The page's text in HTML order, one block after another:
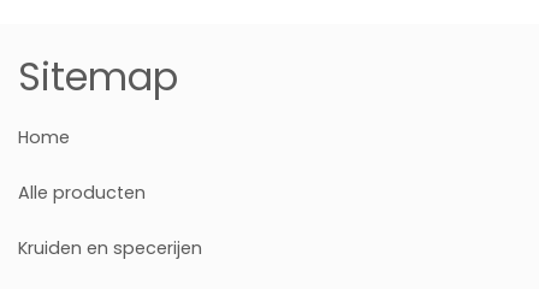
Sitemap
Home
Alle producten
Kruiden en specerijen